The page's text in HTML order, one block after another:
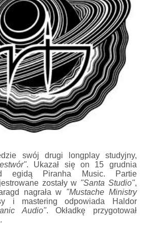
swój drugi longplay studyjny,
. Ukazał się on 15 grudnia
egidą Piranha Music. Partie
zostały w "Santa Studio",
nagrała w "Mustache Ministry
i mastering odpowiada Haldor
Audio". Okładkę przygotował